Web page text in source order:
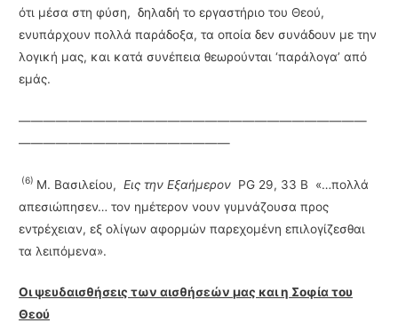
ότι μέσα στη φύση, δηλαδή το εργα­στήριο του Θεού,
ενυπάρχουν πολλά παράδοξα, τα οποία δεν συνάδουν με την
λογική μας, και κατά συνέπεια θεωρούνται ‘παράλογα’ από
εμάς.
————————————————————————————
—————————————————
(6) Μ. Βασιλείου,Εις την Εξαήμερον PG 29, 33 Β «…πολλά
απεσιώπησεν… τον ημέτερον νουν γυμνάζουσα προς
εντρέχειαν, εξ ολίγων αφορμών παρεχομένη επιλογίζεσθαι
τα λειπόμενα».
Οι ψευδαισθήσεις των αισθήσεών μας και η Σοφία του
Θεού